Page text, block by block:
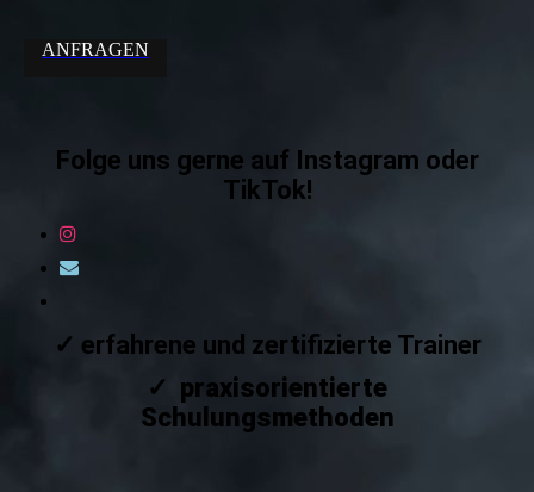
ANFRAGEN
Folge uns gerne auf Instagram oder
TikTok!
✓ erfahrene und zertifizierte Trainer
✓ praxisorientierte
Schulungsmethoden